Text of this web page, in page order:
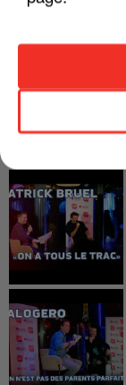
FRANCE